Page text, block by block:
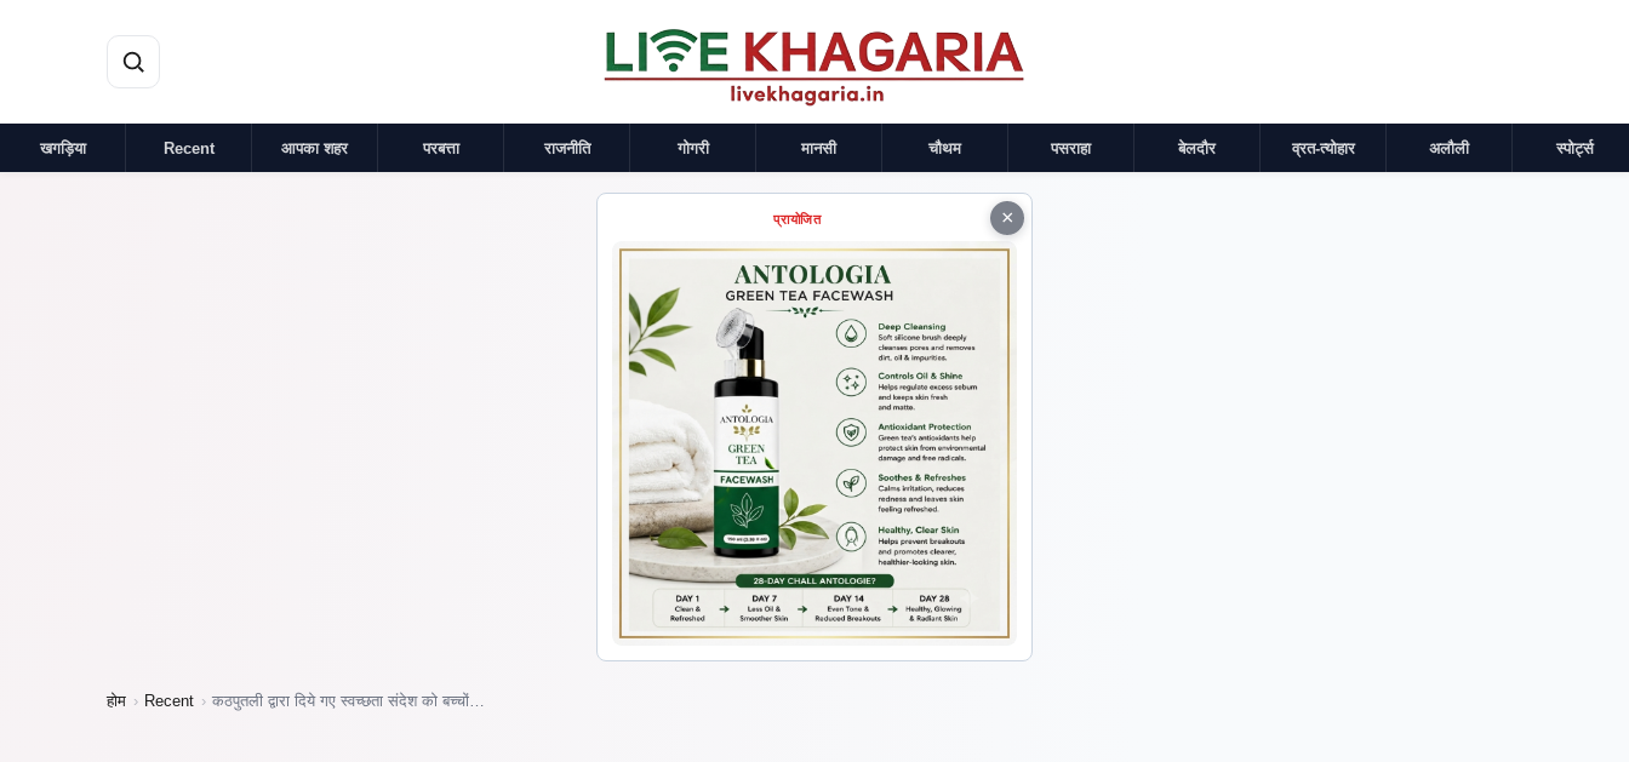
खगड़िया Recent आपका शहर परबत्ता राजनीति गोगरी मानसी चौथम पसराहा बेलदौर व्रत-त्योहार अलौली स्पोर्ट्स
×
प्रायोजित
होम › Recent › कठपुतली द्वारा दिये गए स्वच्छता संदेश को बच्चों…